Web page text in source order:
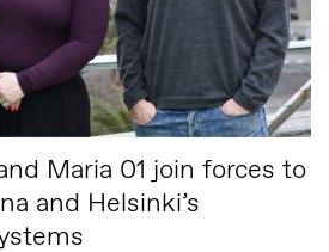
Maria 01 join forces to
and Helsinki’s